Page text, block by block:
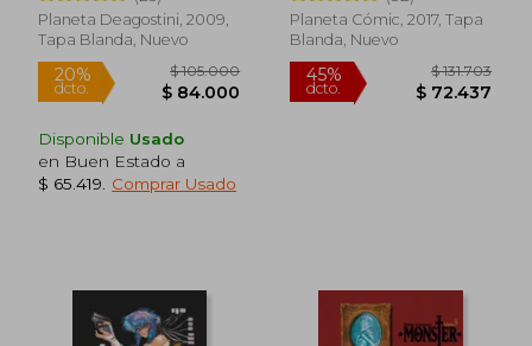
Planeta Deagostini, 2009,
Tapa Blanda, Nuevo
Rápido
Disponible Usado
en Buen Estado a
$ 65.419
Comprar Usado
Planeta Cómic, 2017, Tapa
Blanda, Nuevo